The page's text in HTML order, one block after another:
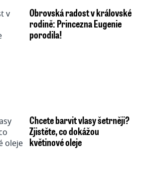
Obrovská radost v královské
rodině: Princezna Eugenie
porodila!
Chcete barvit vlasy šetrněji?
Zjistěte, co dokážou
květinové oleje